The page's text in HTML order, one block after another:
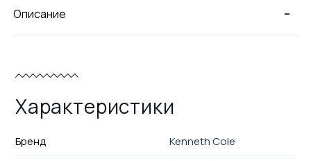
-
Описание
Характеристики
Бренд
Kenneth Cole